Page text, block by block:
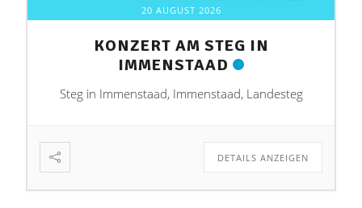
20 AUGUST 2026
KONZERT AM STEG IN
IMMENSTAAD
Steg in Immenstaad, Immenstaad, Landesteg
DETAILS ANZEIGEN